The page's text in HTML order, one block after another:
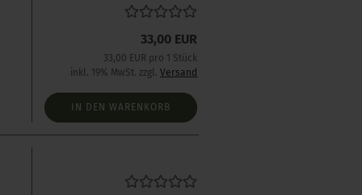
33,00 EUR
33,00 EUR pro 1 Stück
inkl. 19% MwSt. zzgl.Versand
IN DEN WARENKORB